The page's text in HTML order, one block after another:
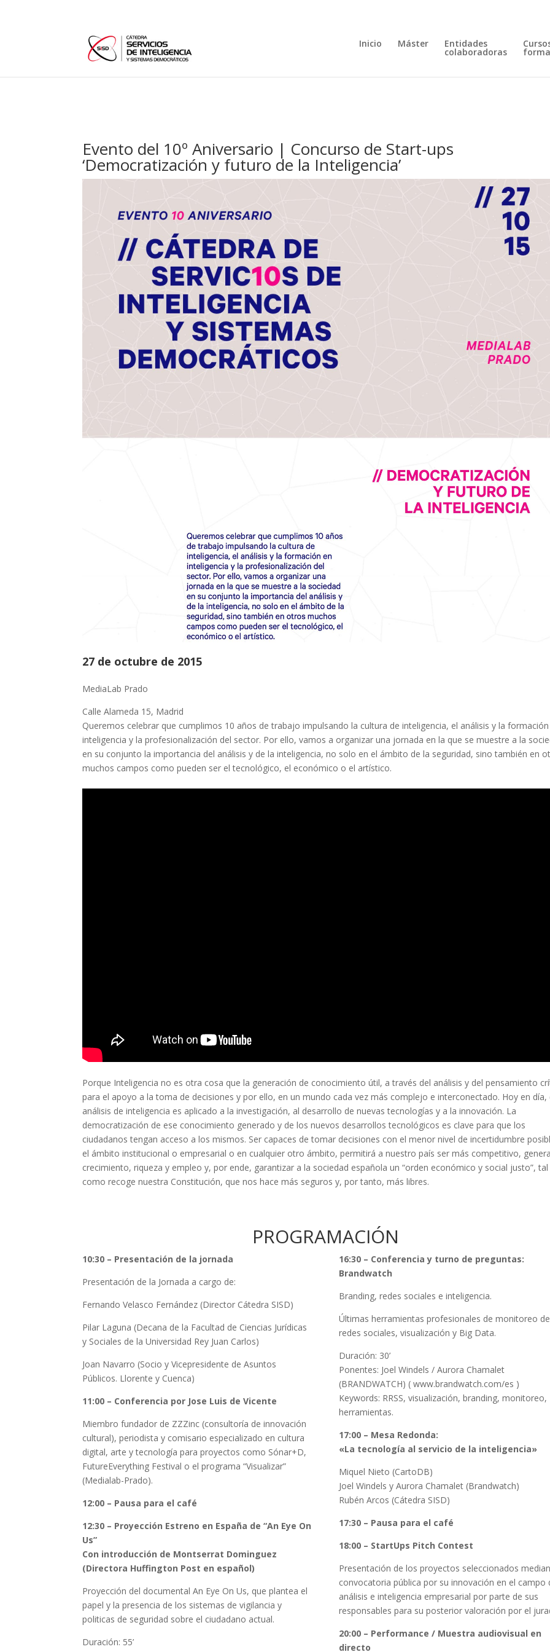
Inicio Máster Entidades
colaboradoras
Evento del 10º Aniversario | Concurso de Start-ups
‘Democratización y futuro de la Inteligencia’
27 de octubre de 2015
MediaLab Prado
Calle Alameda 15, Madrid
Queremos celebrar que cumplimos 10 años de trabajo impulsando la cultura de inteligencia, el análisis y la
inteligencia y la profesionalización del sector. Por ello, vamos a organizar una jornada en la que se muestre a la
en su conjunto la importancia del análisis y de la inteligencia, no solo en el ámbito de la seguridad, sino también en
muchos campos como pueden ser el tecnológico, el económico o el artístico.
Porque Inteligencia no es otra cosa que la generación de conocimiento útil, a través del análisis y del pensamiento
para el apoyo a la toma de decisiones y por ello, en un mundo cada vez más complejo e interconectado. Hoy en día,
análisis de inteligencia es aplicado a la investigación, al desarrollo de nuevas tecnologías y a la innovación. La
democratización de ese conocimiento generado y de los nuevos desarrollos tecnológicos es clave para que los
ciudadanos tengan acceso a los mismos. Ser capaces de tomar decisiones con el menor nivel de incertidumbre
el ámbito institucional o empresarial o en cualquier otro ámbito, permitirá a nuestro país ser más competitivo,
crecimiento, riqueza y empleo y, por ende, garantizar a la sociedad española un “orden económico y social justo”, tal
como recoge nuestra Constitución, que nos hace más seguros y, por tanto, más libres.
PROGRAMACIÓN
10:30 – Presentación de la jornada
Presentación de la Jornada a cargo de:
Fernando Velasco Fernández (Director Cátedra SISD)
Pilar Laguna (Decana de la Facultad de Ciencias Jurídicas
y Sociales de la Universidad Rey Juan Carlos)
Joan Navarro (Socio y Vicepresidente de Asuntos
Públicos. Llorente y Cuenca)
11:00 – Conferencia por Jose Luis de Vicente
Miembro fundador de ZZZinc (consultoría de innovación
cultural), periodista y comisario especializado en cultura
digital, arte y tecnología para proyectos como Sónar+D,
FutureEverything Festival o el programa “Visualizar”
(Medialab-Prado).
12:00 – Pausa para el café
12:30 – Proyección Estreno en España de “An Eye On
Us”
Con introducción de Montserrat Dominguez
(Directora Huffington Post en español)
Proyección del documental An Eye On Us, que plantea el
papel y la presencia de los sistemas de vigilancia y
politicas de seguridad sobre el ciudadano actual.
Duración: 55’
16:30 – Conferencia y turno de preguntas:
Brandwatch
Branding, redes sociales e inteligencia.
Últimas herramientas profesionales de monitoreo de
redes sociales, visualización y Big Data.
Duración: 30’
Ponentes: Joel Windels / Aurora Chamalet
(BRANDWATCH) ( www.brandwatch.com/es )
Keywords: RRSS, visualización, branding, monitoreo,
herramientas.
17:00 – Mesa Redonda:
«La tecnología al servicio de la inteligencia»
Miquel Nieto (CartoDB)
Joel Windels y Aurora Chamalet (Brandwatch)
Rubén Arcos (Cátedra SISD)
17:30 – Pausa para el café
18:00 – StartUps Pitch Contest
Presentación de los proyectos seleccionados
convocatoria pública por su innovación en el campo
análisis e inteligencia empresarial por parte de sus
responsables para su posterior valoración por el
20:00 – Performance / Muestra audiovisual en
directo